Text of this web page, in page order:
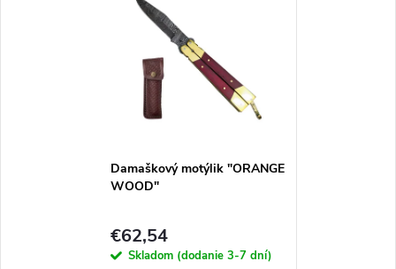
Damaškový motýlik "ORANGE
WOOD"
€62,54
Skladom (dodanie 3-7 dní)